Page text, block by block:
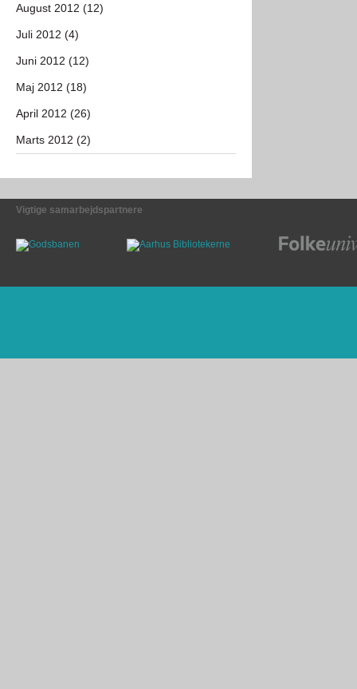
August 2012 (12)
Juli 2012 (4)
Juni 2012 (12)
Maj 2012 (18)
April 2012 (26)
Marts 2012 (2)
Vigtige samarbejdspartnere